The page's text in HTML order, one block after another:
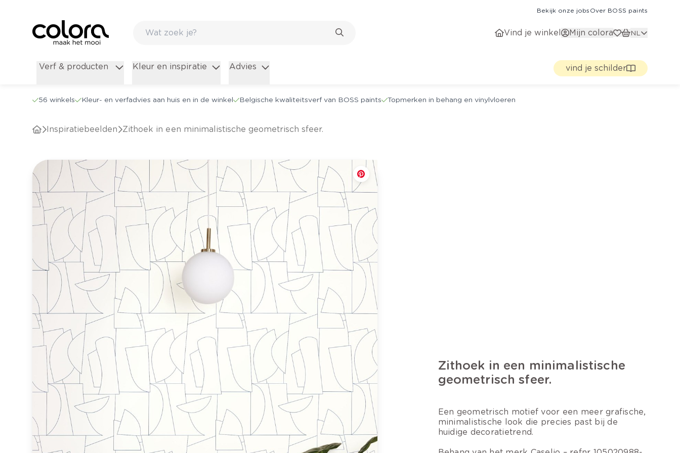
Bekijk onze jobs Over BOSS paints
Vind je winkel Mijn colora NL
Verf & producten Kleur en inspiratie Advies vind je schilder
56 winkels Kleur- en verfadvies aan huis en in de winkel Belgische kwaliteitsverf van BOSS paints Topmerken in behang en vinylvloeren
Inspiratiebeelden Zithoek in een minimalistische geometrisch sfeer.
Zithoek in een minimalistische
geometrisch sfeer.
Een geometrisch motief voor een meer grafische,
minimalistische look die precies past bij de
huidige decoratietrend.